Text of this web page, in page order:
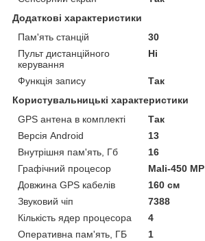
Додаткові характеристики
Пам'ять станцій
30
Пульт дистанційного
керування
Ні
Функція запису
Так
Користувальницькі характеристики
GPS антена в комплекті
Так
Версія Android
13
Внутрішня пам'ять, Гб
16
Графічний процесор
Mali-450 MP
Довжина GPS кабелів
160 см
Звуковий чіп
7388
Кількість ядер процесора
4
Оперативна пам'ять, ГБ
1